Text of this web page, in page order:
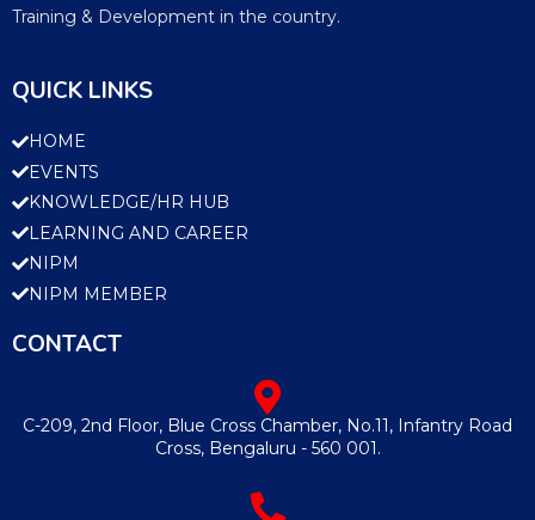
Training & Development in the country.
QUICK LINKS
HOME
EVENTS
KNOWLEDGE/HR HUB
LEARNING AND CAREER
NIPM
NIPM MEMBER
CONTACT
C-209, 2nd Floor, Blue Cross Chamber, No.11, Infantry Road
Cross, Bengaluru - 560 001.